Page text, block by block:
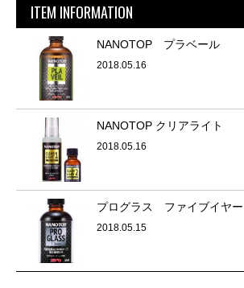
ITEM INFORMATION
NANOTOP プラベール
2018.05.16
NANOTOP クリアライト
2018.05.16
プログラス ファイブイヤー
2018.05.15